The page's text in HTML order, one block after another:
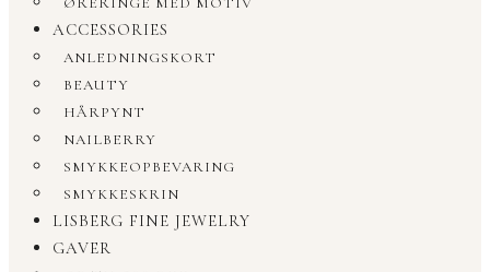
ACCESSORIES
ANLEDNINGSKORT
BEAUTY
HÅRPYNT
NAILBERRY
SMYKKEOPBEVARING
SMYKKESKRIN
LISBERG FINE JEWELRY
GAVER